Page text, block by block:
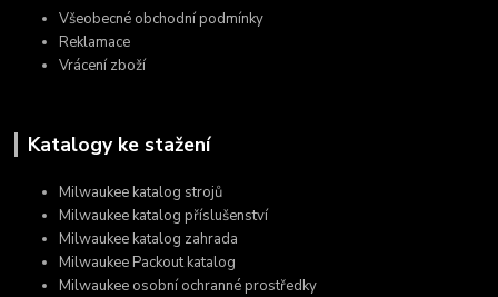
Všeobecné obchodní podmínky
Reklamace
Vrácení zboží
Katalogy ke stažení
Milwaukee katalog strojů
Milwaukee katalog příslušenství
Milwaukee katalog zahrada
Milwaukee Packout katalog
Milwaukee osobní ochranné prostředky